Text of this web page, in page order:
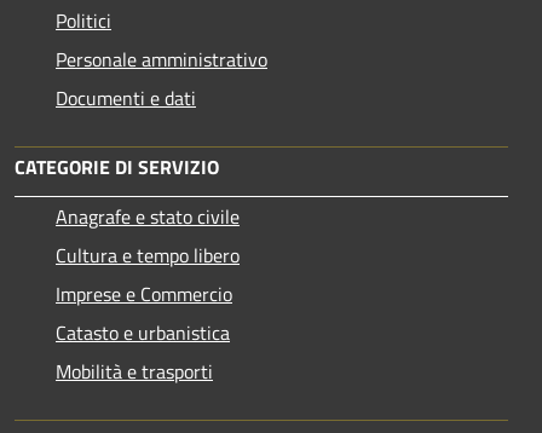
Politici
Personale amministrativo
Documenti e dati
CATEGORIE DI SERVIZIO
Anagrafe e stato civile
Cultura e tempo libero
Imprese e Commercio
Catasto e urbanistica
Mobilità e trasporti